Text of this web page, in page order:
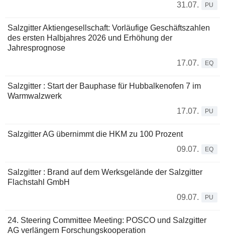
31.07.
PU
Salzgitter Aktiengesellschaft: Vorläufige Geschäftszahlen
des ersten Halbjahres 2026 und Erhöhung der
Jahresprognose
17.07.
EQ
Salzgitter : Start der Bauphase für Hubbalkenofen 7 im
Warmwalzwerk
17.07.
PU
Salzgitter AG übernimmt die HKM zu 100 Prozent
09.07.
EQ
Salzgitter : Brand auf dem Werksgelände der Salzgitter
Flachstahl GmbH
09.07.
PU
24. Steering Committee Meeting: POSCO und Salzgitter
AG verlängern Forschungskooperation